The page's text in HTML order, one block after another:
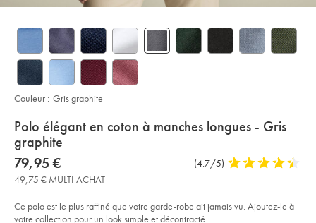
details
about
product:
Polo élégant en coton à manches longues - Gris
graphite
Details
https://www.charlestyrwhitt.com/fr/polo-
%C3%A9l%C3%A9gant-
en-
coton-
manches-
longues-
now
79,95
€
79,95 €
Commentaires
(4.7/5) 4,7
5
49,75 € MULTI-ACHAT
Ce polo est le plus raffiné que votre garde-robe ait jamais vu. Ajoutez-le à
votre collection pour un look simple et décontracté.
Couleur : Gris graphite